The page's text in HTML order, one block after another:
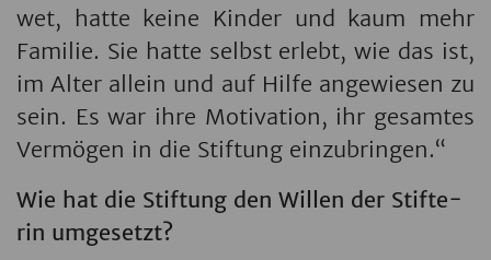
wet, hatte keine Kin­der und kaum mehr
Fa­mi­lie. Sie hatte selbst er­lebt, wie das ist,
im Alter al­lein und auf Hilfe an­ge­wie­sen zu
sein. Es war ihre Mo­ti­va­ti­on, ihr ge­sam­tes
Ver­mö­gen in die Stif­tung ein­zu­brin­gen.“
Wie hat die Stif­tung den Wil­len der Stif­te­
rin um­ge­setzt?